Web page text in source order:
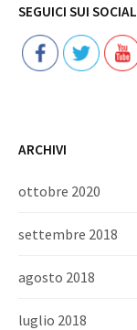
SEGUICI SUI SOCIAL
ARCHIVI
ottobre 2020
settembre 2018
agosto 2018
luglio 2018